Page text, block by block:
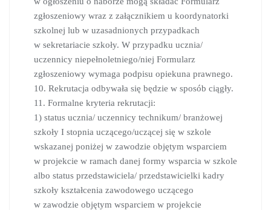
zgłoszeniowy wraz z załącznikiem u koordynatorki
szkolnej lub w uzasadnionych przypadkach
w sekretariacie szkoły. W przypadku ucznia/
uczennicy niepełnoletniego/niej Formularz
zgłoszeniowy wymaga podpisu opiekuna prawnego.
10. Rekrutacja odbywała się będzie w sposób ciągły.
11. Formalne kryteria rekrutacji:
1) status ucznia/ uczennicy technikum/ branżowej
szkoły I stopnia uczącego/uczącej się w szkole
wskazanej poniżej w zawodzie objętym wsparciem
w projekcie w ramach danej formy wsparcia w szkole
albo status przedstawiciela/ przedstawicielki kadry
szkoły kształcenia zawodowego uczącego
w zawodzie objętym wsparciem w projekcie